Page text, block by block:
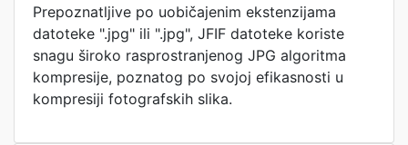
Prepoznatljive po uobičajenim ekstenzijama
datoteke ".jpg" ili ".jpg", JFIF datoteke koriste
snagu široko rasprostranjenog JPG algoritma
kompresije, poznatog po svojoj efikasnosti u
kompresiji fotografskih slika.